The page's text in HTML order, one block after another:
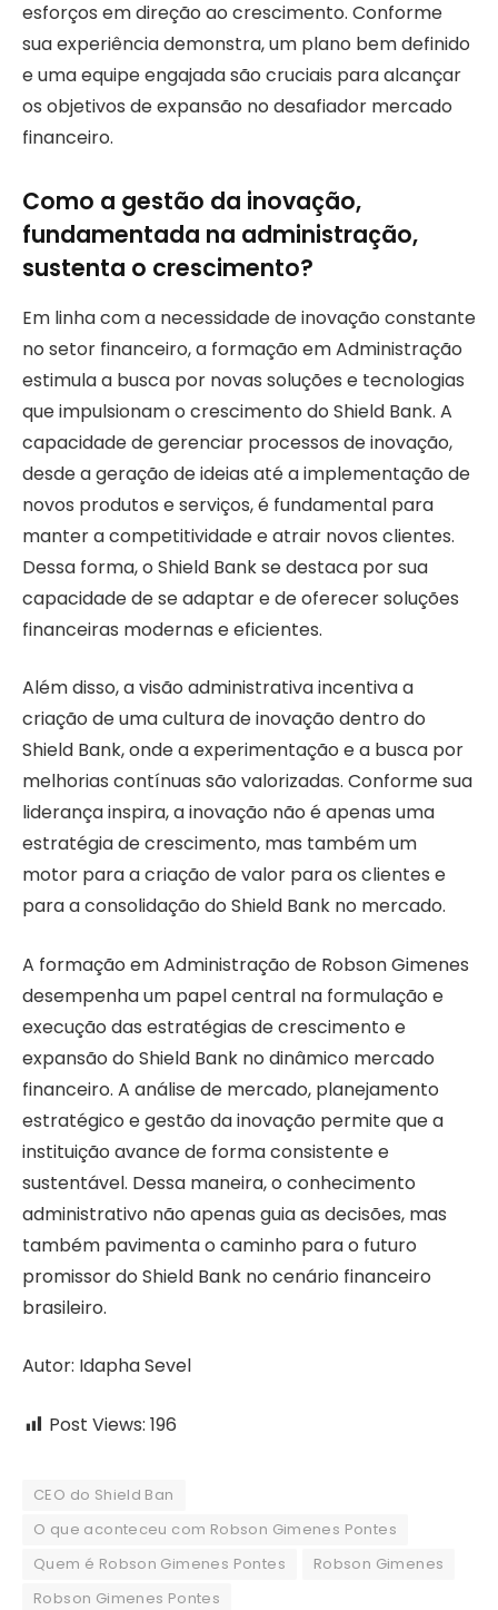
esforços em direção ao crescimento. Conforme
sua experiência demonstra, um plano bem definido
e uma equipe engajada são cruciais para alcançar
os objetivos de expansão no desafiador mercado
financeiro.
Como a gestão da inovação,
fundamentada na administração,
sustenta o crescimento?
Em linha com a necessidade de inovação constante
no setor financeiro, a formação em Administração
estimula a busca por novas soluções e tecnologias
que impulsionam o crescimento do Shield Bank. A
capacidade de gerenciar processos de inovação,
desde a geração de ideias até a implementação de
novos produtos e serviços, é fundamental para
manter a competitividade e atrair novos clientes.
Dessa forma, o Shield Bank se destaca por sua
capacidade de se adaptar e de oferecer soluções
financeiras modernas e eficientes.
Além disso, a visão administrativa incentiva a
criação de uma cultura de inovação dentro do
Shield Bank, onde a experimentação e a busca por
melhorias contínuas são valorizadas. Conforme sua
liderança inspira, a inovação não é apenas uma
estratégia de crescimento, mas também um
motor para a criação de valor para os clientes e
para a consolidação do Shield Bank no mercado.
A formação em Administração de Robson Gimenes
desempenha um papel central na formulação e
execução das estratégias de crescimento e
expansão do Shield Bank no dinâmico mercado
financeiro. A análise de mercado, planejamento
estratégico e gestão da inovação permite que a
instituição avance de forma consistente e
sustentável. Dessa maneira, o conhecimento
administrativo não apenas guia as decisões, mas
também pavimenta o caminho para o futuro
promissor do Shield Bank no cenário financeiro
brasileiro.
Autor: Idapha Sevel
Post Views: 196
CEO do Shield Ban
O que aconteceu com Robson Gimenes Pontes
Quem é Robson Gimenes Pontes
Robson Gimenes
Robson Gimenes Pontes